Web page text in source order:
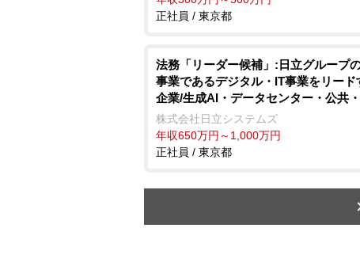
正社員 / 東京都
法務「リーダー候補」:日立グループ
事業であるデジタル・IT事業をリード
企業/生成AI・データセンター・公共
融・クラウド・SaaSなど多様な事業の
を支える/契約法務中心/システムイン
ータ・ソフトハウス
株式会社日立システムズ
年収650万円～1,000万円
正社員 / 東京都